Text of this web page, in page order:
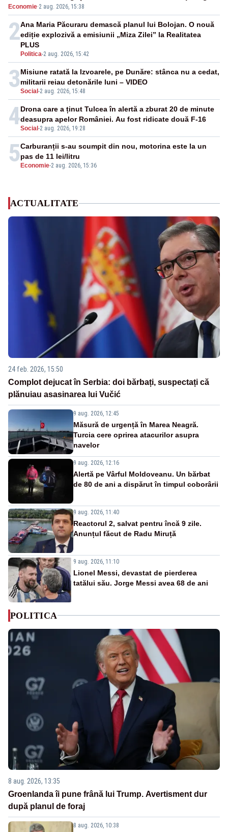
Economie·2 aug. 2026, 15:38
2
Politica-2 aug. 2026, 15:42
Ana Maria Păcuraru demască planul lui Bolojan. O nouă
ediție explozivă a emisiunii „Miza Zilei” la Realitatea
PLUS
3Social -2 aug. 2026, 15:48
Misiune ratată la Izvoarele, pe Dunăre: stânca nu a cedat,
militarii reiau detonările luni – VIDEO
4Social -2 aug. 2026, 19:28
Drona care a ținut Tulcea în alertă a zburat 20 de minute
deasupra apelor României. Au fost ridicate două F-16
5 Economie-2 aug. 2026, 15:36
Carburanții s-au scumpit din nou, motorina este la un
pas de 11 lei/litru
ACTUALITATE
24 feb. 2026, 15:50
Complot dejucat în Serbia: doi bărbați, suspectați că
plănuiau asasinarea lui Vučić
9 aug. 2026, 12:45
Măsură de urgență în Marea Neagră.
Turcia cere oprirea atacurilor asupra
navelor
9 aug. 2026, 12:16
Alertă pe Vârful Moldoveanu. Un bărbat
de 80 de ani a dispărut în timpul coborârii
9 aug. 2026, 11:40
Reactorul 2, salvat pentru încă 9 zile.
Anunțul făcut de Radu Miruță
9 aug. 2026, 11:10
Lionel Messi, devastat de pierderea
tatălui său. Jorge Messi avea 68 de ani
POLITICA
8 aug. 2026, 13:35
Groenlanda îi pune frână lui Trump. Avertisment dur
după planul de foraj
8 aug. 2026, 10:38